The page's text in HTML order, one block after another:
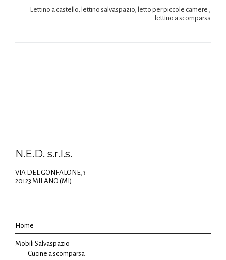
Lettino a castello, lettino salvaspazio, letto per piccole camere ,
lettino a scomparsa
N.E.D. s.r.l.s.
VIA DEL GONFALONE,3
20123 MILANO (MI)
Home
Mobili Salvaspazio
Cucine a scomparsa